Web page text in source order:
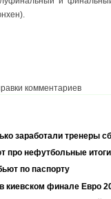
комментариев
заработали тренеры
про нефутбольные
по паспорту
киевском финале Евро